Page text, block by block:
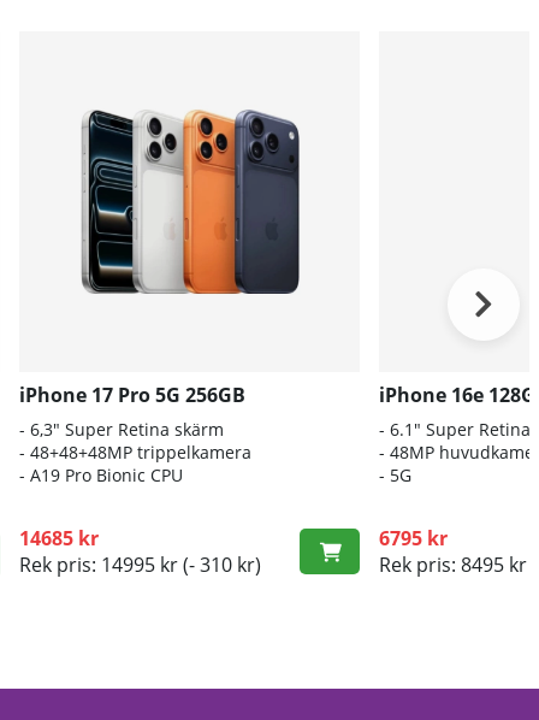
iPhone 17 Pro 5G 256GB
- 6,3" Super Retina skärm
- 48+48+48MP trippelkamera
-A19 Pro Bionic CPU
14685 kr
Rek pris: 14995 kr(- 310 kr)
iPhone 16e
- 6.1″ Super Retina
- 48MP
- 5G
6795 kr
Rek pris: 8495 kr